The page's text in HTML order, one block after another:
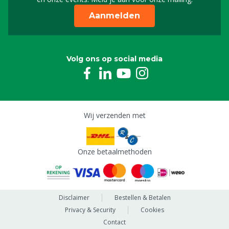
PVC slang 7x10 mm, per meter
M0807101
Aanmelden
Volg ons op social media
Wij verzenden met
Onze betaalmethoden
Disclaimer
Bestellen & Betalen
Privacy & Security
Cookies
Contact